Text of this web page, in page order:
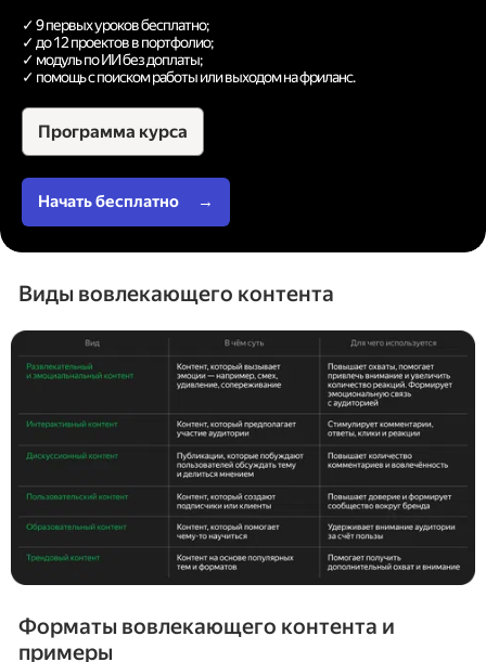
✓ 9 первых уроков бесплатно;
✓ до 12 проектов в портфолио;
✓ модуль по ИИ без доплаты;
✓ помощь с поиском работы или выходом на фриланс.
Программа курса
Начать бесплатно →
Виды вовлекающего контента
Форматы вовлекающего контента и
примеры